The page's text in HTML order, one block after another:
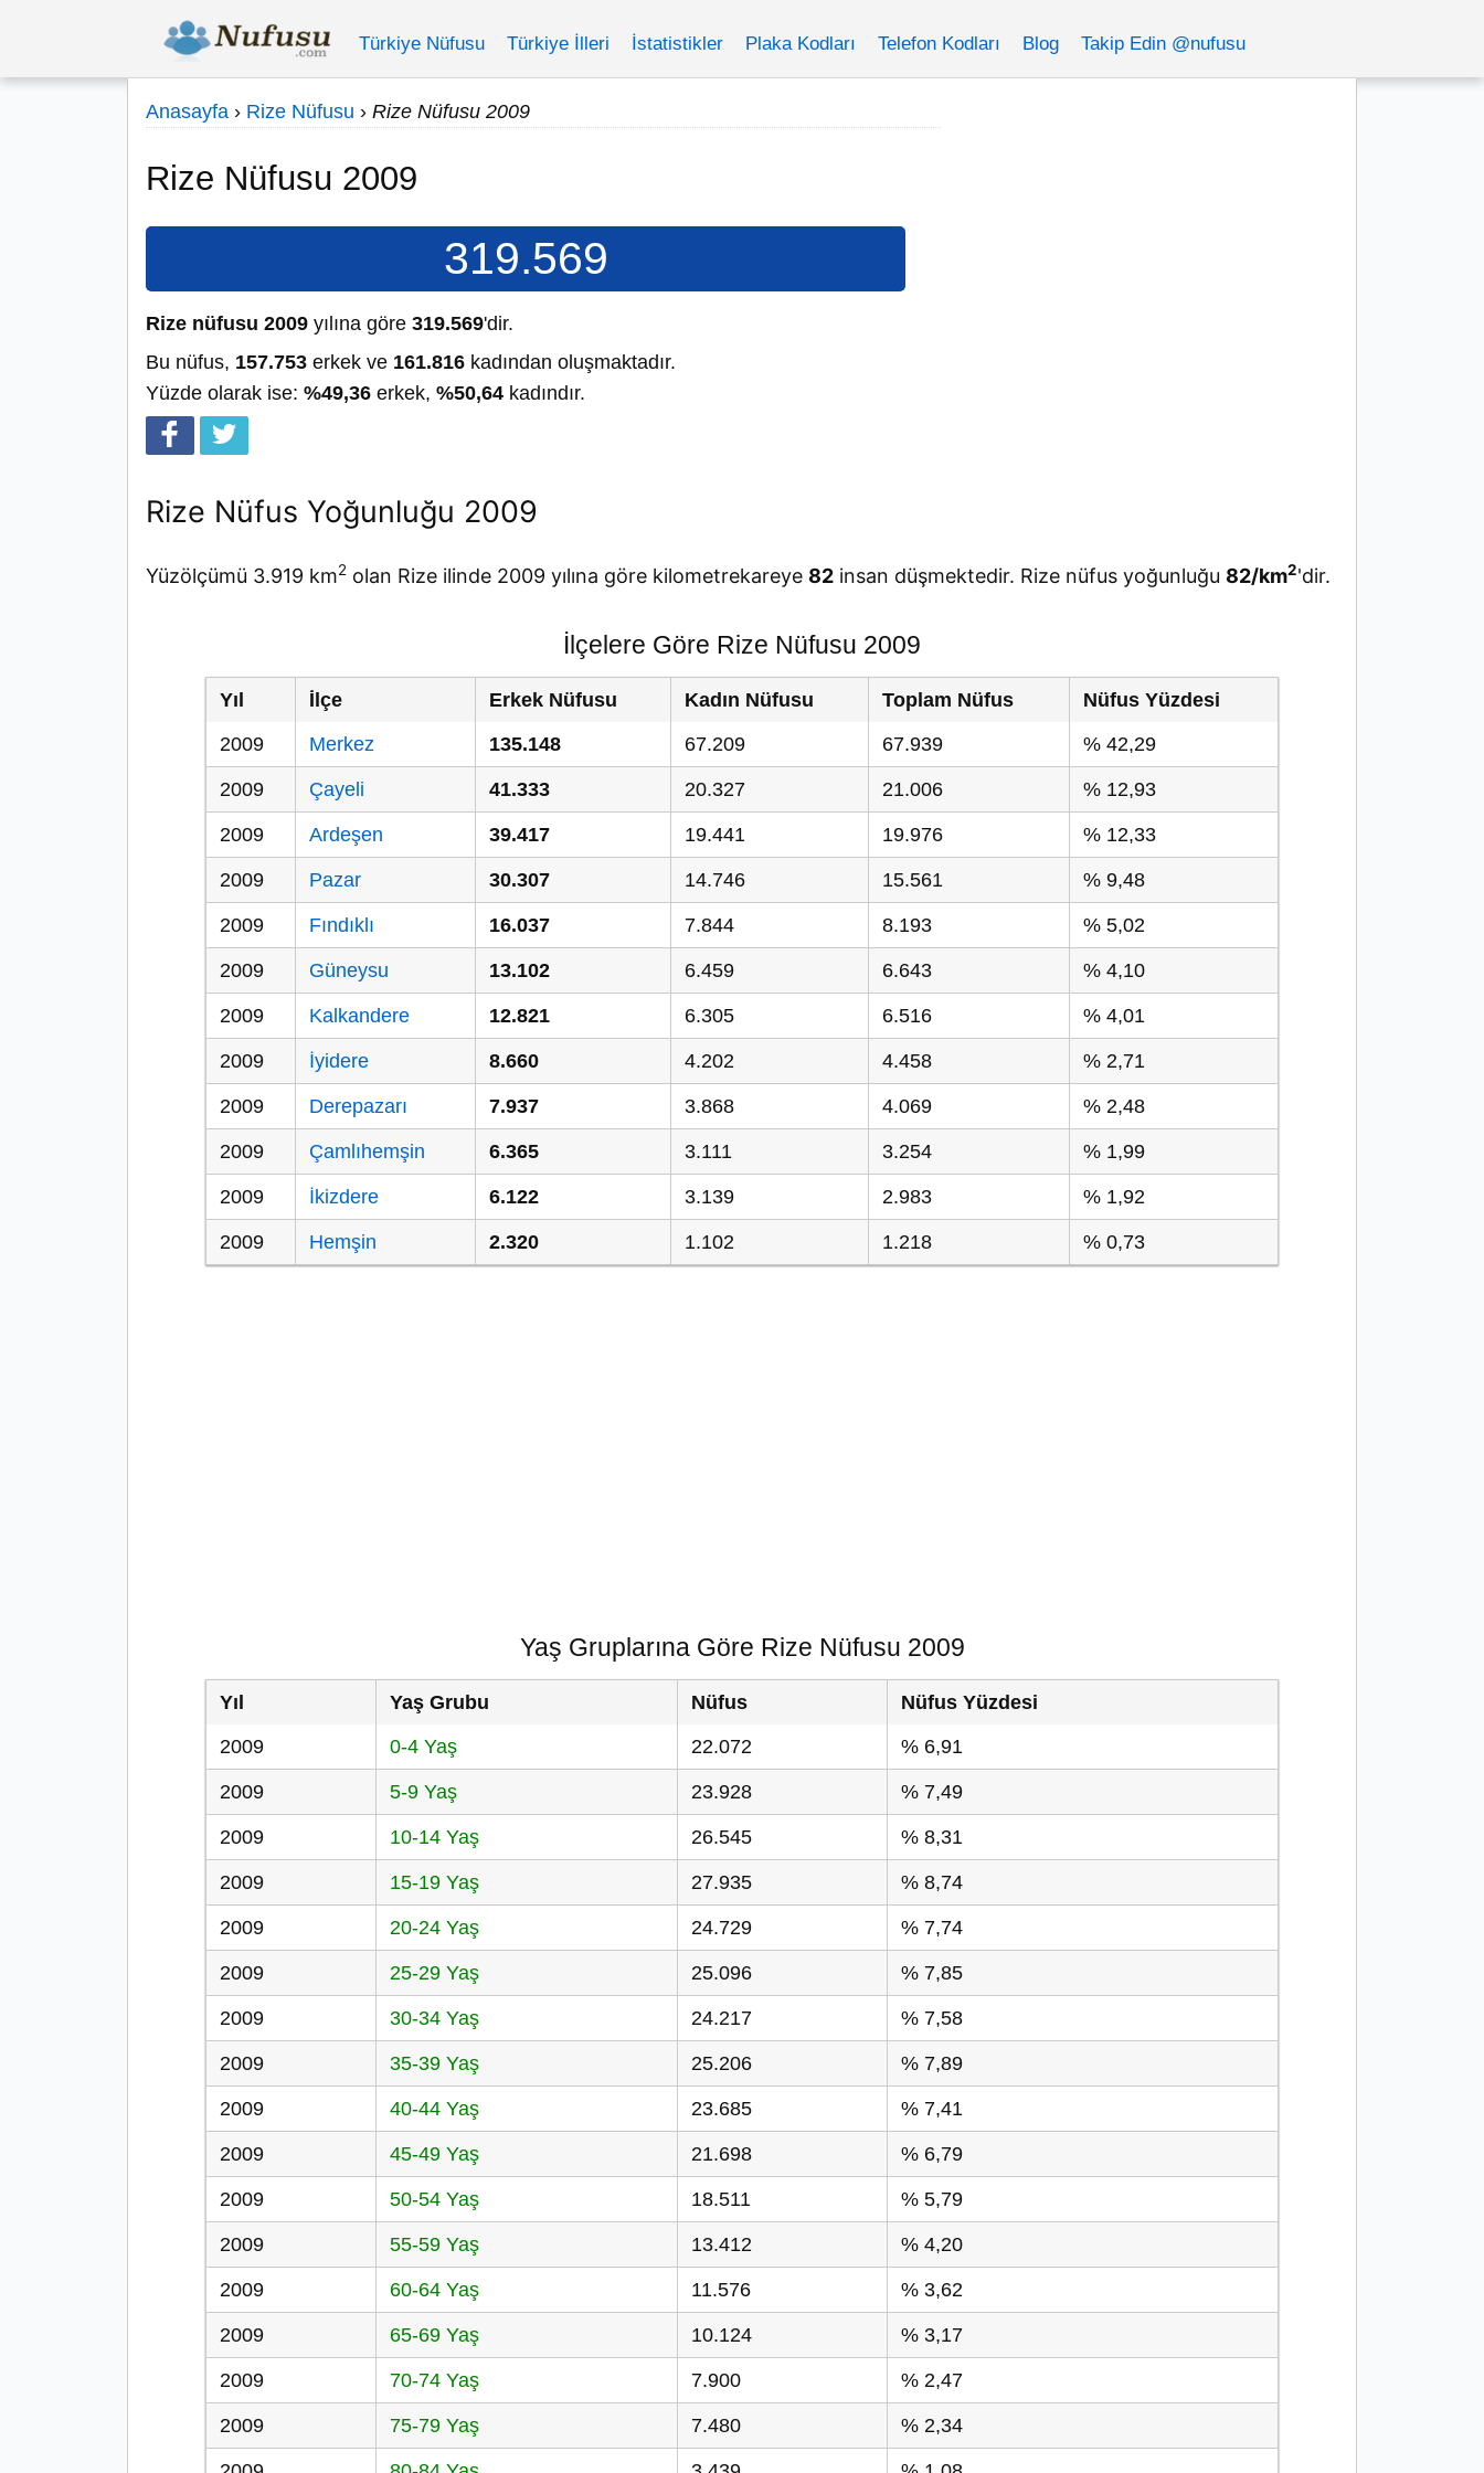
Türkiye Nüfusu Türkiye İlleri İstatistikler Plaka Kodları Telefon Kodları Blog Takip Edin @nufusu
Anasayfa › Rize Nüfusu › Rize Nüfusu 2009
Rize Nüfusu 2009
319.569
Rize nüfusu 2009 yılına göre 319.569'dir.
Bu nüfus, 157.753 erkek ve 161.816 kadından oluşmaktadır.
Yüzde olarak ise: %49,36 erkek, %50,64 kadındır.
Rize Nüfus Yoğunluğu 2009
Yüzölçümü 3.919 km2 olan Rize ilinde 2009 yılına göre kilometrekareye 82 insan düşmektedir. Rize nüfus yoğunluğu 82/km2'dir.
İlçelere Göre Rize Nüfusu 2009
Yıl İlçe Erkek Nüfusu Kadın Nüfusu Toplam Nüfus
Nüfus Yüzdesi
2009
Merkez 135.148 67.209 67.939 % 42,29
2009 Çayeli 41.333 20.327 21.006 % 12,93
2009 Ardeşen 39.417 19.441 19.976 % 12,33
2009 Pazar 30.307 14.746 15.561 % 9,48
2009 Fındıklı 16.037 7.844 8.193 % 5,02
2009 Güneysu 13.102 6.459 6.643 % 4,10
2009 Kalkandere 12.821 6.305 6.516 % 4,01
2009 İyidere 8.660 4.202 4.458 % 2,71
2009 Derepazarı 7.937 3.868 4.069 % 2,48
2009 Çamlıhemşin 6.365 3.111 3.254 % 1,99
2009 İkizdere 6.122 3.139 2.983 % 1,92
2009 Hemşin 2.320 1.102 1.218 % 0,73
Yaş Gruplarına Göre Rize Nüfusu 2009
Yıl Yaş Grubu Nüfus
Nüfus Yüzdesi
2009
0-4 Yaş 22.072 % 6,91
2009 5-9 Yaş 23.928 % 7,49
2009 10-14 Yaş 26.545 % 8,31
2009 15-19 Yaş 27.935 % 8,74
2009 20-24 Yaş 24.729 % 7,74
2009 25-29 Yaş 25.096 % 7,85
2009 30-34 Yaş 24.217 % 7,58
2009 35-39 Yaş 25.206 % 7,89
2009 40-44 Yaş 23.685 % 7,41
2009 45-49 Yaş 21.698 % 6,79
2009 50-54 Yaş 18.511 % 5,79
2009 55-59 Yaş 13.412 % 4,20
2009 60-64 Yaş 11.576 % 3,62
2009 65-69 Yaş 10.124 % 3,17
2009 70-74 Yaş 7.900 % 2,47
2009 75-79 Yaş 7.480 % 2,34